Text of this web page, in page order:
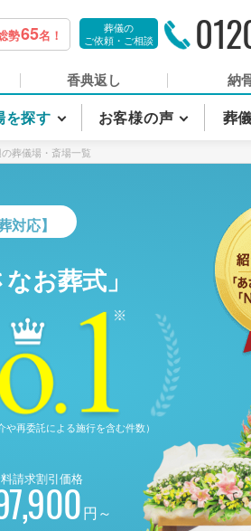
勢65名！
葬儀の
ご依頼・ご相談
香典返し 納
を探す お客様の声 葬
葬儀場・斎場一覧
対応】
お葬式」
再委託による施行を含む件数）
請求割引価格
円～